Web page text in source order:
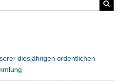
diesjährigen ordentlichen